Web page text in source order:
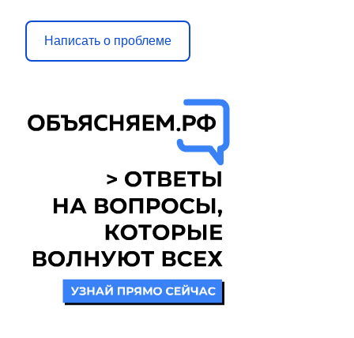
Написать о проблеме